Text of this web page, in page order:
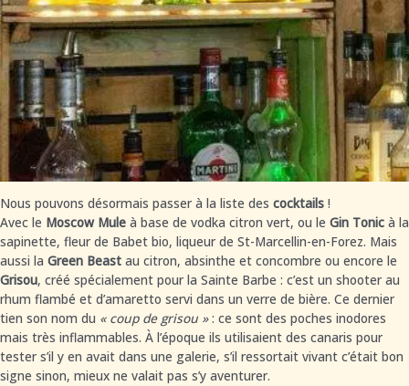
Nous pouvons désormais passer à la liste des cocktails !
Avec le Moscow Mule à base de vodka citron vert, ou le Gin Tonic à la
sapinette, fleur de Babet bio, liqueur de St-Marcellin-en-Forez. Mais
aussi la Green Beast au citron, absinthe et concombre ou encore le
Grisou, créé spécialement pour la Sainte Barbe : c’est un shooter au
rhum flambé et d’amaretto servi dans un verre de bière. Ce dernier
tien son nom du « coup de grisou »: ce sont des poches inodores
mais très inflammables. À l’époque ils utilisaient des canaris pour
tester s’il y en avait dans une galerie, s’il ressortait vivant c’était bon
signe sinon, mieux ne valait pas s’y aventurer.